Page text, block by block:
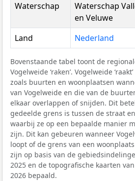
Waterschap
Waterschap
en Veluwe
Land Nederland
Bovenstaande tabel toont de
Vogelweide ‘raken’. Vogelweide
zoals buurten en woonplaatsen
van Vogelweide en die van de
elkaar overlappen of snijden. Dit
gedeelde grens is tussen de straat
waarbij ze op een bepaalde manier
zijn. Dit kan gebeuren wanneer
loopt of de grens van een
zijn op basis van de
2025 en de topografische kaarten
2026 bepaald.